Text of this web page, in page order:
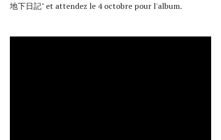
地下日記" et attendez le 4 octobre pour l'album.